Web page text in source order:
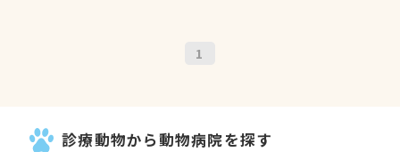
1
診療動物から動物病院を探す